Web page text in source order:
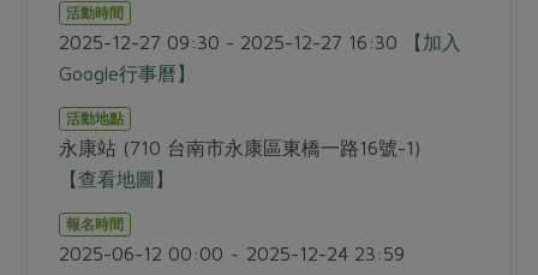
肉品・水產
畜產肉類
水畜加工品
調理食材・點心
蔬食
蛋料理
料理方式
醬料
更多預購活動
當季產品
合作25-經典快閃最後一週
合作25-精選產品第四彈
合作25-精選產品第三彈
更多當季產品
產品故事
樂齡生活
廚房瑜伽
關注議題
減硝酸鹽
關於我們
合作社組織
員工與求才
產品檢驗
自主把關
檢驗報告
活動時間
2025-12-27 09:30 - 2025-12-27 16:30
【加入
Google行事曆】
活動地點
永康站 (710 台南市永康區東橋一路16號-1)
【查看地圖】
報名時間
2025-06-12 00:00 ~ 2025-12-24 23:59